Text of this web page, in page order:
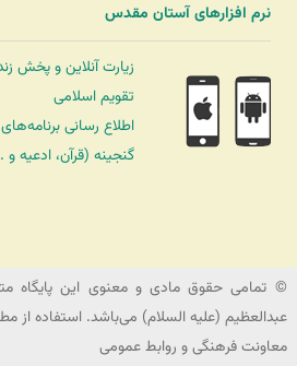
نرم افزارهای آستان مقدس
زیارت آنلاین و پخش
تقویم اسلامی
اطلاع رسانی
گنجینه (قرآن، ادعیه و
© تمامی حقوق مادی و معنوی این پایگاه
عبدالعظیم (علیه السلام) می‌باشد. استفاده از
معاونت فرهنگی و روابط عمومی